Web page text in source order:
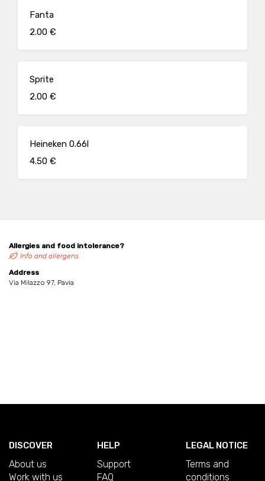
Fanta
2.00 €
Sprite
2.00 €
Heineken 0.66l
4.50 €
Allergies and food intolerance?
Info and allergens
Address
Via Milazzo 97, Pavia
DISCOVER
About us
Work with us
HELP
Support
FAQ
LEGAL NOTICE
Terms and
conditions